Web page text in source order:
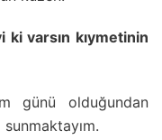
varsın kıymetinin
günü olduğundan